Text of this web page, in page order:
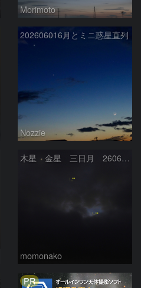
Morimoto
202606016月とミニ惑星直列
Nozzie
木星 金星 三日月 260618
momonako
PR